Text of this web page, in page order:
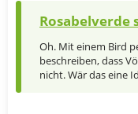
Rosabelverde
Oh. Mit einem Bird
beschreiben, dass
nicht. Wär das eine